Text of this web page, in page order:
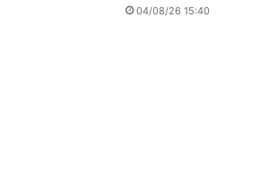
04/08/26 15:40